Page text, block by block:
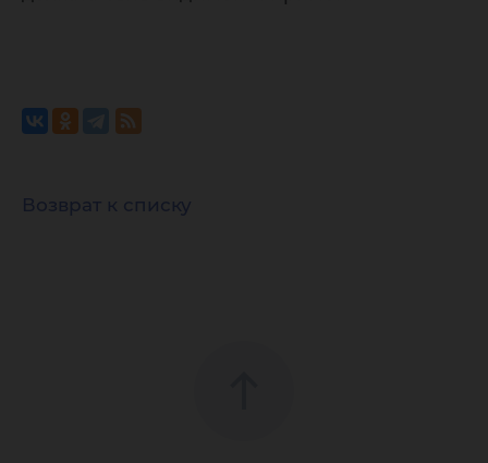
Возврат к списку